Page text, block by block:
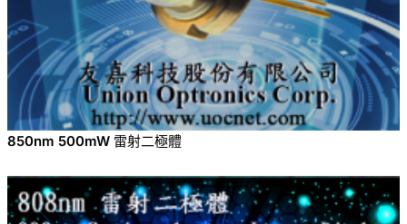
850nm 500mW 雷射二極體